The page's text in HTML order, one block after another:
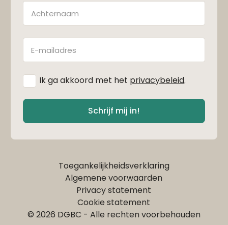
Achternaam
E-
mailadres
Ik ga akkoord met het privacybeleid.
Schrijf mij in!
© 2026 DGBC - Alle rechten voorbehouden
Toegankelijkheidsverklaring
Algemene voorwaarden
Privacy statement
Cookie statement